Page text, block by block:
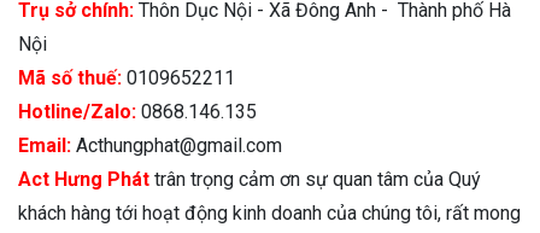
Trụ sở chính: Thôn Dục Nội - Xã Đông Anh - Thành phố Hà
Nội
Mã số thuế: 0109652211
Hotline/Zalo: 0868.146.135
Email: Acthungphat@gmail.com
Act Hưng Phát trân trọng cảm ơn sự quan tâm của Quý
khách hàng tới hoạt động kinh doanh của chúng tôi, rất mong